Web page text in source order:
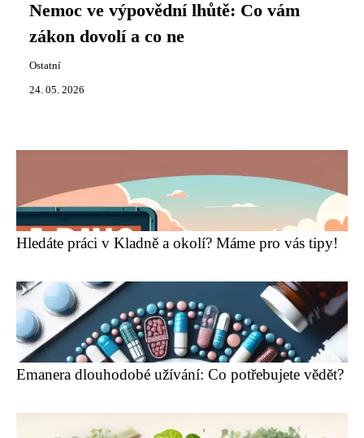
Nemoc ve výpovědní lhůtě: Co vám
zákon dovolí a co ne
Ostatní
24. 05. 2026
Hledáte práci v Kladně a okolí? Máme pro vás tipy!
Emanera dlouhodobé užívání: Co potřebujete vědět?